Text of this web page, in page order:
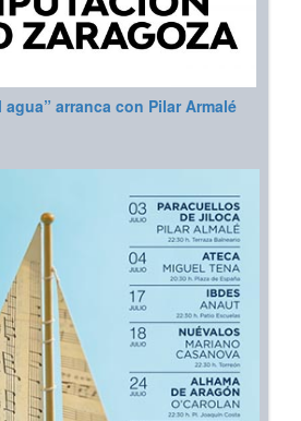
arranca con Pilar Armalé